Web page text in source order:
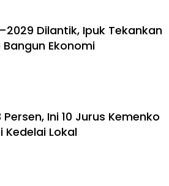
Dilantik, Ipuk Tekankan
Ekonomi
Ini 10 Jurus Kemenko
Kedelai Lokal